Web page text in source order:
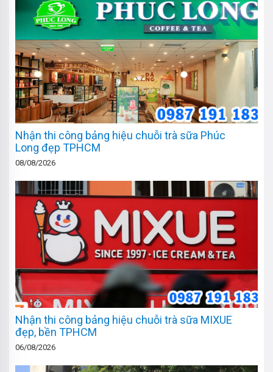
Nhận thi công bảng hiệu chuỗi trà sữa Phúc
Long đẹp TPHCM
08/08/2026
Nhận thi công bảng hiệu chuỗi trà sữa MIXUE
đẹp, bền TPHCM
06/08/2026